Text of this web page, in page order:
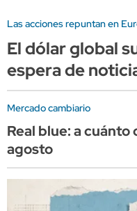
Las acciones repuntan en
El dólar global
espera de
Mercado cambiario
Real blue: a
agosto